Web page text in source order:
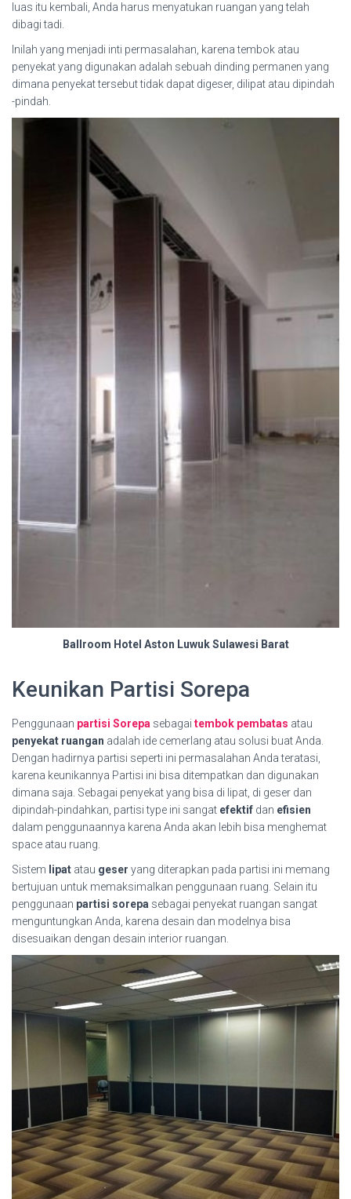
luas itu kembali, Anda harus menyatukan ruangan yang telah
dibagi tadi.
Inilah yang menjadi inti permasalahan, karena tembok atau
penyekat yang digunakan adalah sebuah dinding permanen yang
dimana penyekat tersebut tidak dapat digeser, dilipat atau dipindah
-pindah.
Ballroom Hotel Aston Luwuk Sulawesi Barat
Keunikan Partisi Sorepa
Penggunaan partisi Sorepa sebagai tembok pembatas atau
penyekat ruangan adalah ide cemerlang atau solusi buat Anda.
Dengan hadirnya partisi seperti ini permasalahan Anda teratasi,
karena keunikannya Partisi ini bisa ditempatkan dan digunakan
dimana saja. Sebagai penyekat yang bisa di lipat, di geser dan
dipindah-pindahkan, partisi type ini sangat efektif dan efisien
dalam penggunaannya karena Anda akan lebih bisa menghemat
space atau ruang.
Sistem lipat atau geser yang diterapkan pada partisi ini memang
bertujuan untuk memaksimalkan penggunaan ruang. Selain itu
penggunaan partisi sorepa sebagai penyekat ruangan sangat
menguntungkan Anda, karena desain dan modelnya bisa
disesuaikan dengan desain interior ruangan.